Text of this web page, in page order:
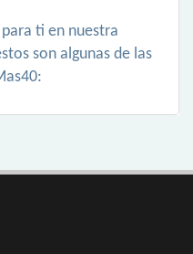
ti en nuestra
son algunas de las